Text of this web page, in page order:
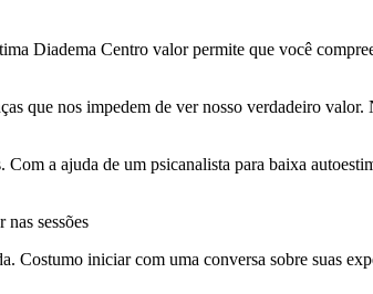
Diadema Centro valor permite que você
que nos impedem de ver nosso verdadeiro
a ajuda de um psicanalista para baixa
sessões
Costumo iniciar com uma conversa sobre suas